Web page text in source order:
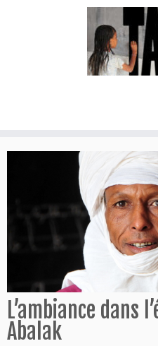
L’ambiance dans
Abalak